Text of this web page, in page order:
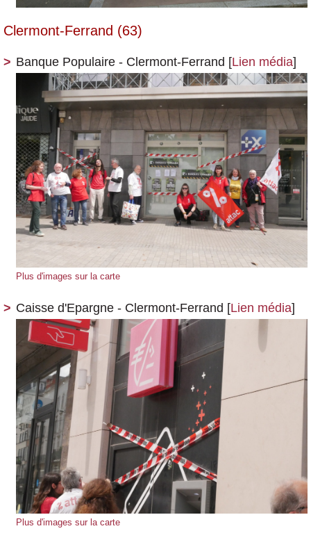
Clermont-Ferrand (63)
Banque Populaire - Clermont-Ferrand [Lien média]
Plus d'images sur la carte
Caisse d'Epargne - Clermont-Ferrand [Lien média]
Plus d'images sur la carte